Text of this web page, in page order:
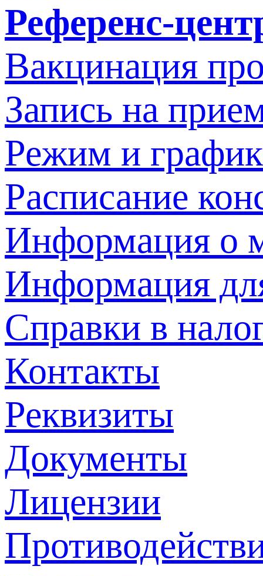
Референс-
Вакцинация
Запись на
Режим и
Расписание
Информация о
Информация
Справки в
Контакты
Реквизиты
Документы
Лицензии